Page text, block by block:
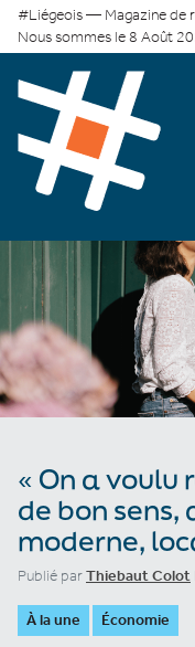
#Liégeois — Magazine de
Nous sommes le 8 Août
« On a voulu
de bon sens,
moderne,
Publié parThiebaut Colot
À la une Économie